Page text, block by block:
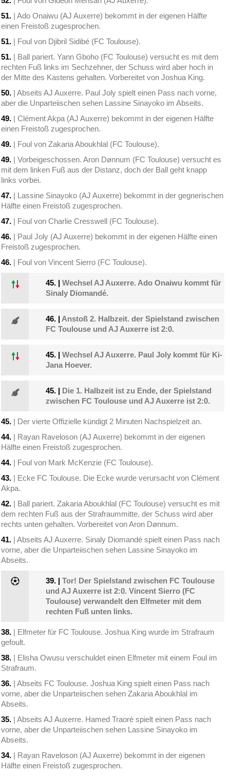
51. | Ado Onaiwu (AJ Auxerre) bekommt in der eigenen Hälfte
einen Freistoß zugesprochen.
51. | Foul von Djibril Sidibé (FC Toulouse).
51. | Ball pariert. Yann Gboho (FC Toulouse) versucht es mit dem
rechten Fuß links im Sechzehner, der Schuss wird aber hoch in
der Mitte des Kastens gehalten. Vorbereitet von Joshua King.
50. | Abseits AJ Auxerre. Paul Joly spielt einen Pass nach vorne,
aber die Unparteiischen sehen Lassine Sinayoko im Abseits.
49. | Clément Akpa (AJ Auxerre) bekommt in der eigenen Hälfte
einen Freistoß zugesprochen.
49. | Foul von Zakaria Aboukhlal (FC Toulouse).
49. | Vorbeigeschossen. Aron Dønnum (FC Toulouse) versucht es
mit dem linken Fuß aus der Distanz, doch der Ball geht knapp
links vorbei.
47. | Lassine Sinayoko (AJ Auxerre) bekommt in der gegnerischen
Hälfte einen Freistoß zugesprochen.
47. | Foul von Charlie Cresswell (FC Toulouse).
46. | Paul Joly (AJ Auxerre) bekommt in der eigenen Hälfte einen
Freistoß zugesprochen.
46. | Foul von Vincent Sierro (FC Toulouse).
45. |Wechsel AJ Auxerre. Ado Onaiwu kommt für
Sinaly Diomandé.
46. | Anstoß 2. Halbzeit. der Spielstand zwischen
FC Toulouse und AJ Auxerre ist 2:0.
45. |Wechsel AJ Auxerre. Paul Joly kommt für Ki-
Jana Hoever.
45. | Die 1. Halbzeit ist zu Ende, der Spielstand
zwischen FC Toulouse und AJ Auxerre ist 2:0.
45. | Der vierte Offizielle kündigt 2 Minuten Nachspielzeit an.
44. | Rayan Raveloson (AJ Auxerre) bekommt in der eigenen
Hälfte einen Freistoß zugesprochen.
44. | Foul von Mark McKenzie (FC Toulouse).
43. | Ecke FC Toulouse. Die Ecke wurde verursacht von Clément
Akpa.
42. | Ball pariert. Zakaria Aboukhlal (FC Toulouse) versucht es mit
dem rechten Fuß aus der Strafraummitte, der Schuss wird aber
rechts unten gehalten. Vorbereitet von Aron Dønnum.
41. | Abseits AJ Auxerre. Sinaly Diomandé spielt einen Pass nach
vorne, aber die Unparteiischen sehen Lassine Sinayoko im
Abseits.
39. |Tor! Der Spielstand zwischen FC Toulouse
und AJ Auxerre ist 2:0. Vincent Sierro (FC
Toulouse) verwandelt den Elfmeter mit dem
rechten Fuß unten links.
38. | Elfmeter für FC Toulouse. Joshua King wurde im Strafraum
gefoult.
38. | Elisha Owusu verschuldet einen Elfmeter mit einem Foul im
Strafraum.
36. | Abseits FC Toulouse. Joshua King spielt einen Pass nach
vorne, aber die Unparteiischen sehen Zakaria Aboukhlal im
Abseits.
35. | Abseits AJ Auxerre. Hamed Traorè spielt einen Pass nach
vorne, aber die Unparteiischen sehen Lassine Sinayoko im
Abseits.
34. | Rayan Raveloson (AJ Auxerre) bekommt in der eigenen
Hälfte einen Freistoß zugesprochen.